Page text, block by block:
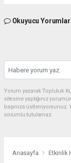
Okuyucu
Yorum yazarak Topluluk
sitesine yaptığınız
başınıza
sorumlu tutulamaz.
Anasayfa Etkinlik